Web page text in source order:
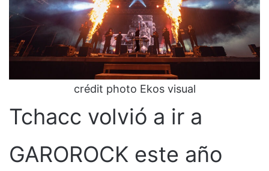
crédit photo Ekos visual
Tchacc volvió a ir a
GAROROCK este año